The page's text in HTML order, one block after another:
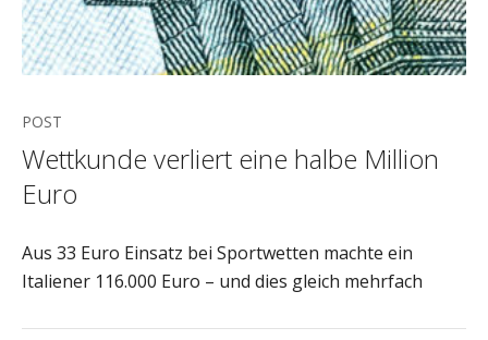
POST
Wettkunde verliert eine halbe Million
Euro
Aus 33 Euro Einsatz bei Sportwetten machte ein
Italiener 116.000 Euro – und dies gleich mehrfach